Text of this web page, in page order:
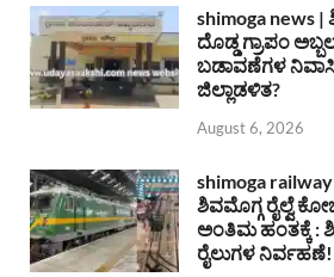
shimoga news
ದೊಡ್ಡ ಗ್ರಾಪಂ
ಬಡಾವಣೆಗಳ
ಜಿಲ್ಲಾಡಳಿತ?
August 6, 2026
shimoga
ಶಿವಮೊಗ್ಗ ರೈಲ್ವೆ
ಅಂತಿಮ ಹಂತಕ್ಕೆ :
ರೈಲುಗಳ ನಿರ್ವಹಣೆ!